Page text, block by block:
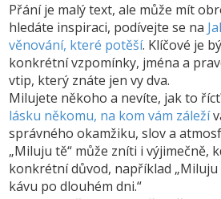
Přání je malý text, ale může mít
hledáte inspiraci, podívejte se na
věnování, které potěší. Klíčové je
konkrétní vzpomínky, jména a
vtip, který znáte jen vy dva.
Milujete někoho a nevíte, jak to
lásku někomu, na kom vám záleží
správného okamžiku, slov a
„Miluju tě“ může zníti i výjimečně,
konkrétní důvod, například
kávu po dlouhém dni.“